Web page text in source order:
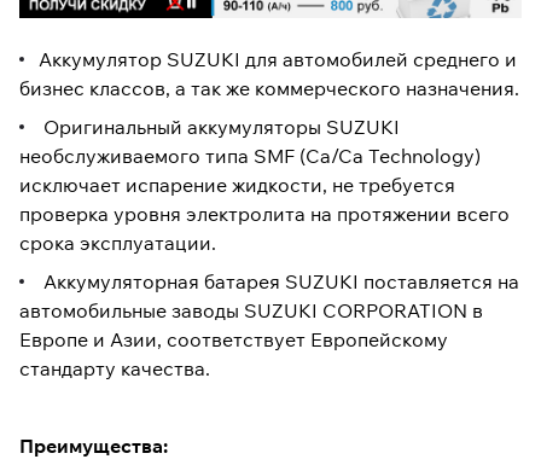
Аккумулятор SUZUKI для автомобилей среднего и
бизнес классов, а так же коммерческого назначения.
Оригинальный аккумуляторы SUZUKI
необслуживаемого типа SMF (Ca/Ca Technology)
исключает испарение жидкости, не требуется
проверка уровня электролита на протяжении всего
срока эксплуатации.
Аккумуляторная батарея SUZUKI поставляется на
автомобильные заводы SUZUKI CORPORATION в
Европе и Азии, соответствует Европейскому
стандарту качества.
Преимущества: